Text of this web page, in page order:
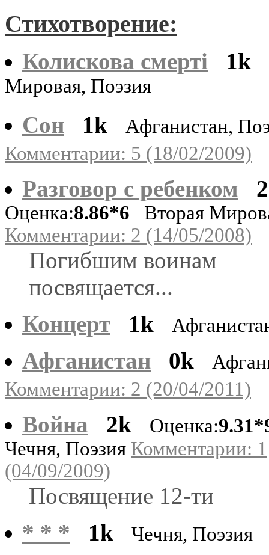
Стихотворение:
Колискова смертi
1k
Мировая, Поэзия
Сон
1k
Афганистан,
Комментарии: 5 (18/02/2009)
Разговор с ребенком
Оценка:8.86*6 Вторая
Комментарии: 2 (14/05/2008)
Погибшим воинам
посвящается...
Концерт
1k
Афганистан 0k
Комментарии: 2 (20/04/2011)
Война 2k Оценка:
Чечня, Поэзия Комментарии: 1
(04/09/2009)
Посвящение 12-ти
* * *
1k Чечня, Поэзия